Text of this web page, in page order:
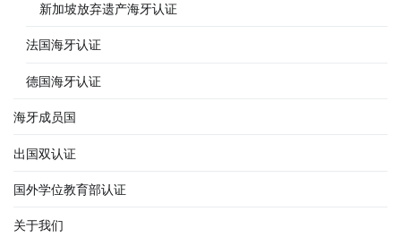
新加坡放弃遗产海牙认证
法国海牙认证
德国海牙认证
海牙成员国
出国双认证
国外学位教育部认证
关于我们